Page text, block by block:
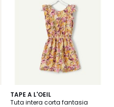
TAPE A L'OEIL
Tuta intera corta fantasia